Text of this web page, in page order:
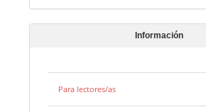
Información
Para lectores/as